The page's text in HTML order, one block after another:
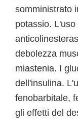
somministrato
potassio.
debolezza
miastenia. I
dell'insulina.
fenobarbitale,
gli effetti del